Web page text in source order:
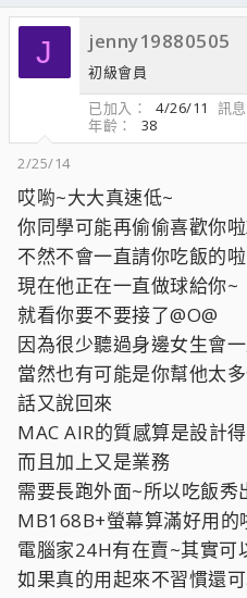
J jenny19880505
初級會員
已加入
4/26/11 訊息
年齡
38
2/25/14
哎喲~大大真速低~
你同學可能再偷偷喜歡你
不然不會一直請你吃飯的
現在他正在一直做球給你~
就看你要不要接了@O@
因為很少聽過身邊女生會
當然也有可能是你幫他太
話又說回來
MAC AIR的質感算是設計
而且加上又是業務
需要長跑外面~所以吃飯秀
MB168B+螢幕算滿好用的
電腦家24H有在賣~其實可
如果真的用起來不習慣還